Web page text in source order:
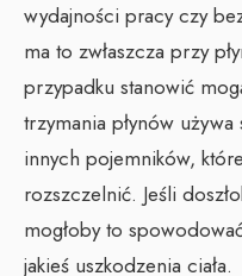
wydajności pracy czy
ma to zwłaszcza przy
przypadku stanowić
trzymania płynów
innych pojemników,
rozszczelnić. Jeśli
mogłoby to
jakieś uszkodzenia ciała.